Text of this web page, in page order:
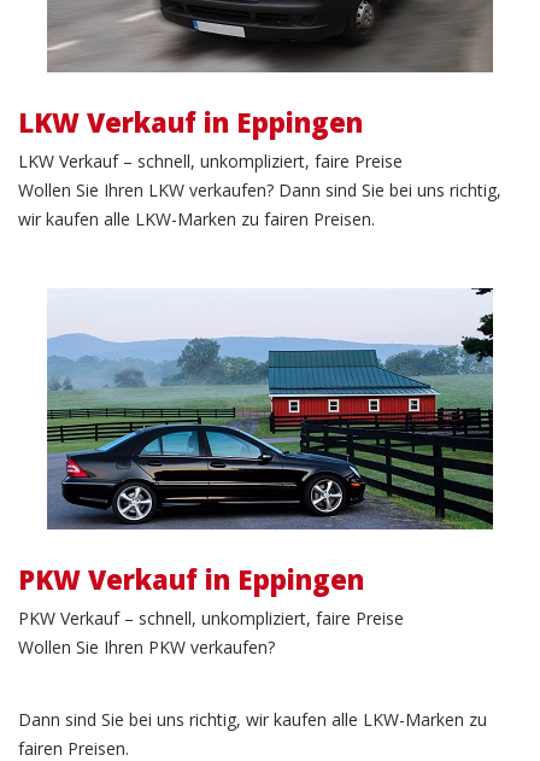
LKW Verkauf in Eppingen
LKW Verkauf – schnell, unkompliziert, faire Preise
Wollen Sie Ihren LKW verkaufen? Dann sind Sie bei uns richtig,
wir kaufen alle LKW-Marken zu fairen Preisen.
PKW Verkauf
PKW Verkauf in Eppingen
PKW Verkauf – schnell, unkompliziert, faire Preise
Wollen Sie Ihren PKW verkaufen?
Dann sind Sie bei uns richtig, wir kaufen alle LKW-Marken zu
fairen Preisen.